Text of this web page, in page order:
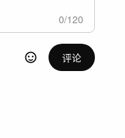
0/120
评论